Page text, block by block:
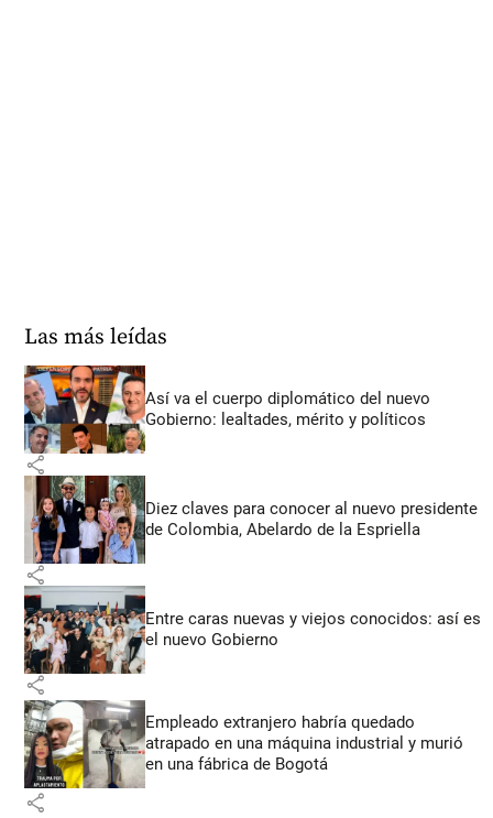
Las más leídas
Así va el cuerpo diplomático del nuevo
Gobierno: lealtades, mérito y políticos
share
Diez claves para conocer al nuevo presidente
de Colombia, Abelardo de la Espriella
share
Entre caras nuevas y viejos conocidos: así es
el nuevo Gobierno
share
Empleado extranjero habría quedado
atrapado en una máquina industrial y murió
en una fábrica de Bogotá
share